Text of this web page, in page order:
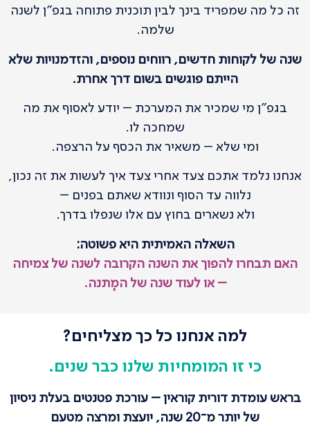
זה כל מה שמפריד בינך לבין תוכנית פתוחה בגפ"ן לשנה
שלמה.
שנה של לקוחות חדשים, רווחים נוספים, והזדמנויות שלא
הייתם פוגשים בשום דרך אחרת.
בגפ"ן מי שמכיר את המערכת – יודע לאסוף את מה
שמחכה לו.
ומי שלא – משאיר את הכסף על הרצפה.
אנחנו נלמד אתכם צעד אחרי צעד איך לעשות את זה נכון,
נלווה עד הסוף ונוודא שאתם בפנים –
ולא נשארים בחוץ עם אלו שנפלו בדרך.
השאלה האמיתית היא פשוטה:
האם תבחרו להפוך את השנה הקרובה לשנה של צמיחה
– או לעוד שנה של המְתנה.
למה אנחנו כל כך מצליחים?
כי זו המומחיות שלנו כבר שנים.
בראש עומדת דורית קוראין – עורכת פטנטים בעלת ניסיון
של יותר מ־20 שנה, יועצת ומרצה מטעם